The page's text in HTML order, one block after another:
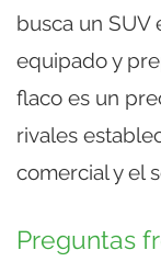
busca un SUV
equipado y
flaco es un
rivales
comercial y el
Preguntas